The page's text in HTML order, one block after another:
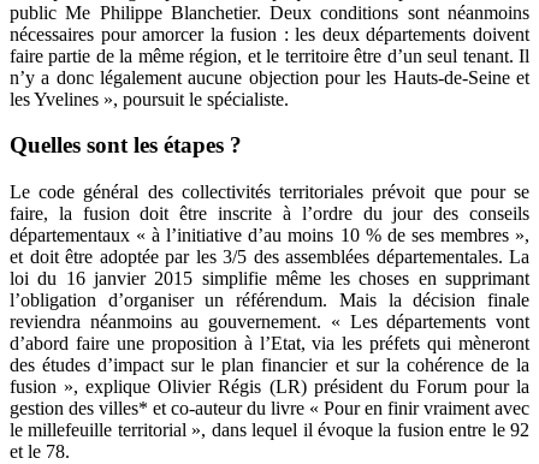
public Me Philippe Blanchetier. Deux conditions sont néanmoins
nécessaires pour amorcer la fusion : les deux départements doivent
faire partie de la même région, et le territoire être d’un seul tenant. Il
n’y a donc légalement aucune objection pour les Hauts-de-Seine et
les Yvelines », poursuit le spécialiste.
Quelles sont les étapes ?
Le code général des collectivités territoriales prévoit que pour se
faire, la fusion doit être inscrite à l’ordre du jour des conseils
départementaux « à l’initiative d’au moins 10 % de ses membres »,
et doit être adoptée par les 3/5 des assemblées départementales. La
loi du 16 janvier 2015 simplifie même les choses en supprimant
l’obligation d’organiser un référendum. Mais la décision finale
reviendra néanmoins au gouvernement. « Les départements vont
d’abord faire une proposition à l’Etat, via les préfets qui mèneront
des études d’impact sur le plan financier et sur la cohérence de la
fusion », explique Olivier Régis (LR) président du Forum pour la
gestion des villes* et co-auteur du livre « Pour en finir vraiment avec
le millefeuille territorial », dans lequel il évoque la fusion entre le 92
et le 78.